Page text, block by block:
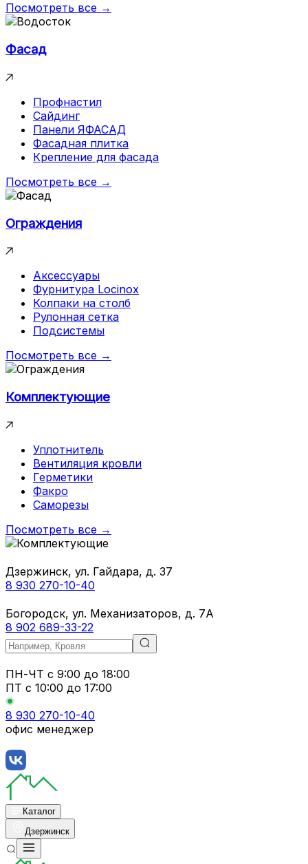
Посмотреть все →
Фасад
Профнастил
Сайдинг
Панели ЯФАСАД
Фасадная плитка
Крепление для фасада
Посмотреть все →
Ограждения
Аксессуары
Фурнитура Locinox
Колпаки на столб
Рулонная сетка
Подсистемы
Посмотреть все →
Комплектующие
Уплотнитель
Вентиляция кровли
Герметики
Факро
Саморезы
Посмотреть все →
Дзержинск, ул. Гайдара, д. 37
8 930 270-10-40
Богородск, ул. Механизаторов, д. 7А
8 902 689-33-22
ПН-ЧТ с 9:00 до 18:00
ПТ с 10:00 до 17:00
8 930 270-10-40
офис менеджер
Каталог
Дзержинск